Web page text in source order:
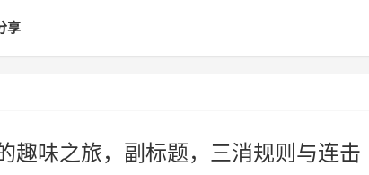
享
趣味之旅，副标题，三消规则与连击